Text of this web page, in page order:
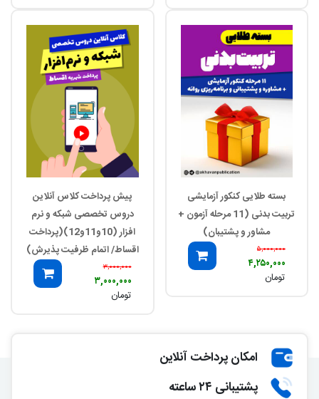
بسته طلایی کنکور آزمایشی
تربیت بدنی (11 مرحله آزمون +
مشاور و پشتیبان)
۵,۰۰۰,۰۰۰
۴,۲۵۰,۰۰۰
تومان
پیش پرداخت کلاس آنلاین
دروس تخصصی شبکه و نرم
افزار (10و11و12)(پرداخت
اقساط/ اتمام ظرفیت پذیرش)
۳,۰۰۰,۰۰۰
۳,۰۰۰,۰۰۰
تومان
امکان پرداخت آنلاین
پشتیبانی ۲۴ ساعته